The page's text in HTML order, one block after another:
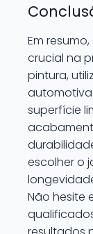
Em
crucial na
pintura,
superfície
escolher o
Não hesite